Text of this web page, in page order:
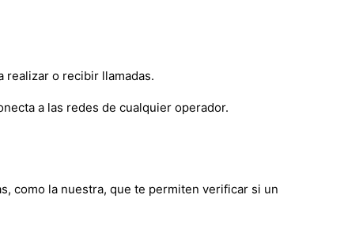
realizar o recibir llamadas.
a las redes de cualquier operador.
como la nuestra, que te permiten verificar si un